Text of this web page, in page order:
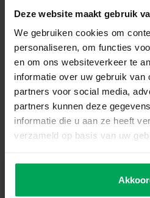
Deze website maakt gebruik
We gebruiken cookies om
personaliseren, om functies
en om ons websiteverkeer te
informatie over uw gebruik van
partners voor social media,
partners kunnen deze
informatie die u aan ze heeft
verzameld op basis van uw
Film de vitrage de qualité
Délai de rétractation de 14
Délai de livraison de 3-5
Informations
op
Outils recommandés